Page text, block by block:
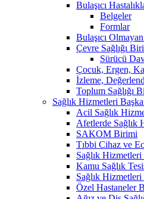
Bulaşıcı
Belgeler
Formlar
Bulaşıcı
Çevre Sağlığı
Sürücü
Çocuk, Ergen,
İzleme,
Toplum Sağlığı
Sağlık Hizmetleri
Acil Sağlık
Afetlerde Sağlık
SAKOM Birimi
Tıbbi Cihaz ve
Sağlık
Kamu Sağlık
Sağlık
Özel Hastaneler